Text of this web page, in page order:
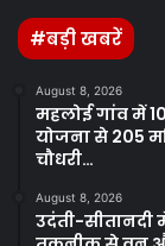
#बड़ी खबरें
August 8, 2026
महलोई गांव में
योजना से 205
चौधरी…
August 8, 2026
उदंती-सीतानदी